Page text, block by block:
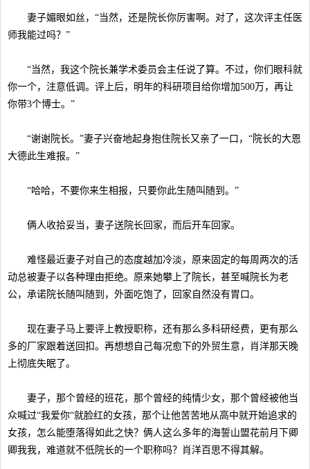
妻子媚眼如丝，“当然，还是院长你厉害啊。对了，这次评主任医
师我能过吗？”
“当然，我这个院长兼学术委员会主任说了算。不过，你们眼科就
你一个，注意低调。评上后，明年的科研项目给你增加500万，再让
你带3个博士。”
“谢谢院长。”妻子兴奋地起身抱住院长又亲了一口，“院长的大恩
大德此生难报。”
“哈哈，不要你来生相报，只要你此生随叫随到。”
俩人收拾妥当，妻子送院长回家，而后开车回家。
难怪最近妻子对自己的态度越加冷淡，原来固定的每周两次的活
动总被妻子以各种理由拒绝。原来她攀上了院长，甚至喊院长为老
公，承诺院长随叫随到，外面吃饱了，回家自然没有胃口。
现在妻子马上要评上教授职称，还有那么多科研经费，更有那么
多的厂家跟着送回扣。再想想自己每况愈下的外贸生意，肖洋那天晚
上彻底失眠了。
妻子，那个曾经的班花，那个曾经的纯情少女，那个曾经被他当
众喊过“我爱你“就脸红的女孩，那个让他苦苦地从高中就开始追求的
女孩，怎么能堕落得如此之快？俩人这么多年的海誓山盟花前月下卿
卿我我，难道就不低院长的一个职称吗？肖洋百思不得其解。